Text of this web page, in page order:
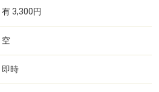
有 3,300円
空
即時